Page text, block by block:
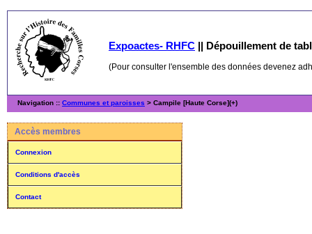
Expoactes- RHFC || Dépouillement de
(Pour consulter l'ensemble des données devenez
Navigation :: Communes et paroisses > Campile [Haute Corse](+)
Accès membres
Connexion
Conditions d'accès
Contact